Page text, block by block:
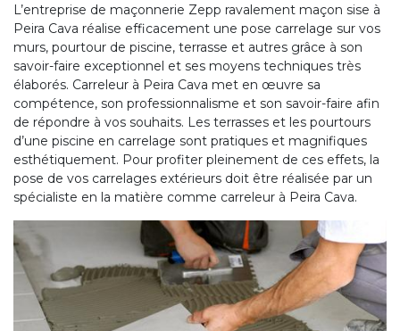
L’entreprise de maçonnerie Zepp ravalement maçon sise à
Peira Cava réalise efficacement une pose carrelage sur vos
murs, pourtour de piscine, terrasse et autres grâce à son
savoir-faire exceptionnel et ses moyens techniques très
élaborés. Carreleur à Peira Cava met en œuvre sa
compétence, son professionnalisme et son savoir-faire afin
de répondre à vos souhaits. Les terrasses et les pourtours
d’une piscine en carrelage sont pratiques et magnifiques
esthétiquement. Pour profiter pleinement de ces effets, la
pose de vos carrelages extérieurs doit être réalisée par un
spécialiste en la matière comme carreleur à Peira Cava.